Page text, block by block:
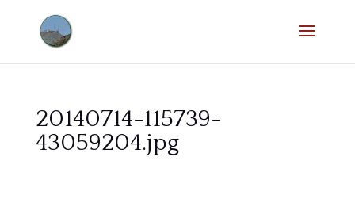
20140714-115739-
43059204.jpg